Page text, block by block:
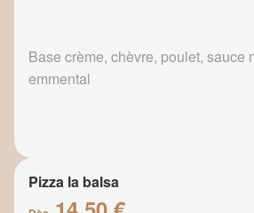
Base crème, chèvre, poulet, sauce
emmental
Pizza la balsa